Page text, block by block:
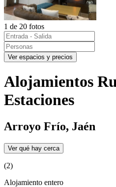
1 de 20 fotos
Ver espacios y precios
Alojamientos
Estaciones
Arroyo Frío, Jaén
Ver qué hay cerca
(2)
Alojamiento entero